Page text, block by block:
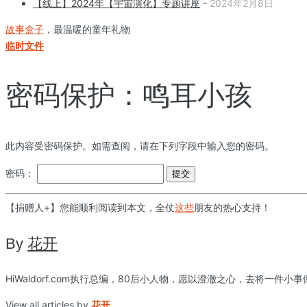
【线上】2024年【宇宙演化】专题讲座 - 2024年2月8日
故事盒子 ，最温暖的童年礼物
临时文件
密码保护：鸣耳小孩
此内容受密码保护。如需查阅，请在下列字段中输入您的密码。
密码：
【捐赠人+】您能顺利阅读到本文，全仗这些朋友的热心支持！
By 花开
HiWaldorf.com执行总编，80后小人物，愿以澄澈之心，去将一件小事